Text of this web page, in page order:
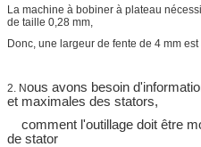
La machine à bobiner à plateau
de taille 0,28 mm,
Donc, une largeur de fente de 4 mm est
2. Nous avons besoin
et maximales des stators,
comment l'outillage doit être
de stator